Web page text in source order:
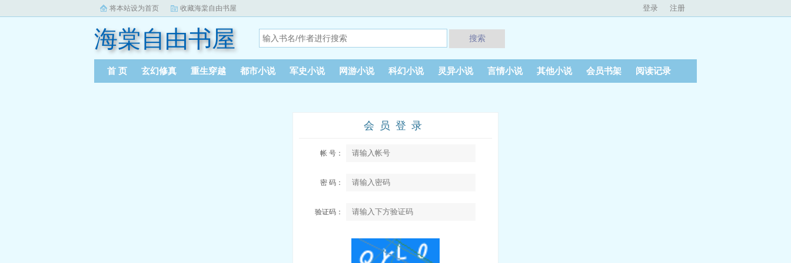
将本站设为首页 收藏海棠自由书屋 登录 注册
海棠自由书屋 搜索
首 页 玄幻修真 重生穿越 都市小说 军史小说 网游小说 科幻小说 灵异小说 言情小说 其他小说 会员书架 阅读记录
会员登录
帐 号：
密 码：
验证码：